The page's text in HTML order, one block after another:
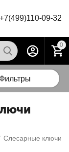
+7(499)110-09-32
0
Фильтры
Слесарные ключи